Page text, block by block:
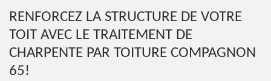
RENFORCEZ LA STRUCTURE DE VOTRE
TOIT AVEC LE TRAITEMENT DE
CHARPENTE PAR TOITURE COMPAGNON
65!